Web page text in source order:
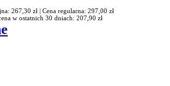
267,30 zł | Cena regularna: 297,00 zł
w ostatnich 30 dniach: 207,90 zł